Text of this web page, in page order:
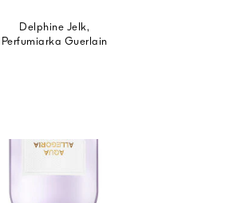
Delphine Jelk,
Perfumiarka Guerlain